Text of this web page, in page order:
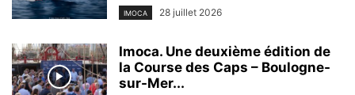
IMOCA 28 juillet 2026
Imoca. Une deuxième édition de
la Course des Caps – Boulogne-
sur-Mer...